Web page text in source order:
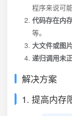
程序来说可能
代码存在内
等。
大文件或图
递归调用未
解决方案
1. 提高内存